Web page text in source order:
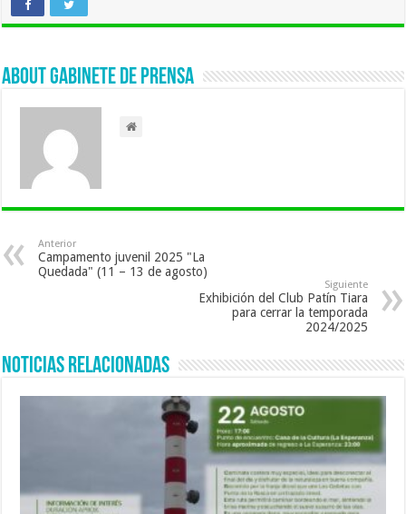
About Gabinete de Prensa
Anterior
Campamento juvenil 2025 "La
Quedada" (11 – 13 de agosto)
Siguiente
Exhibición del Club Patín Tiara
para cerrar la temporada
2024/2025
Noticias Relacionadas